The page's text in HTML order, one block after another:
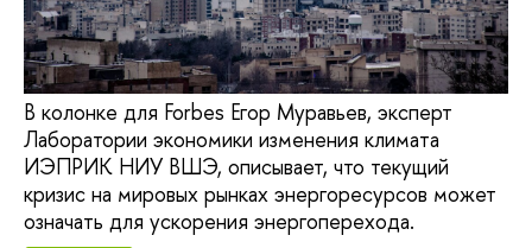
В колонке для Forbes Егор Муравьев, эксперт
Лаборатории экономики изменения климата
ИЭПРИК НИУ ВШЭ, описывает, что текущий
кризис на мировых рынках энергоресурсов может
означать для ускорения энергоперехода.